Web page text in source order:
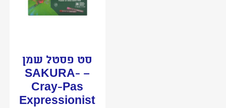
סט פסטל שמן
– SAKURA-
Cray-Pas
Expressionist